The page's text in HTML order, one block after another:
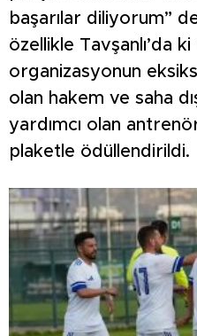
başarılar diliyorum”
özellikle Tavşanlı’da
organizasyonun
olan hakem ve saha
yardımcı olan
plaketle ödüllendirildi.